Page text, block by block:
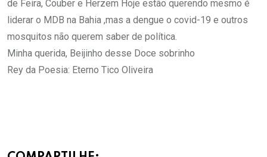
de Feira, Couber e Herzem Hoje estão querendo mesmo é
liderar o MDB na Bahia ,mas a dengue o covid-19 e outros
mosquitos não querem saber de política.
Minha querida, Beijinho desse Doce sobrinho
Rey da Poesia: Eterno Tico Oliveira